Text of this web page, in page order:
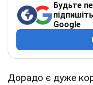
Будьте
Google
Дорадо є дуже